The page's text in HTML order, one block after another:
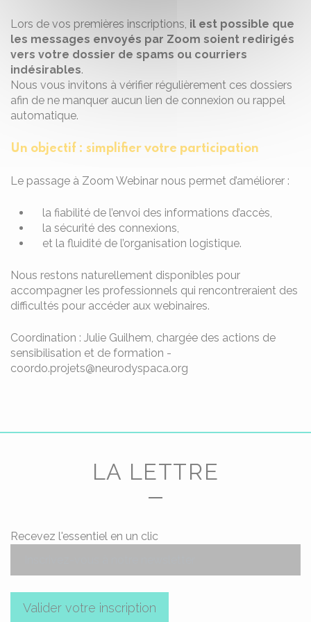
Lors de vos premières inscriptions, il est possible que
les messages envoyés par Zoom soient redirigés
vers votre dossier de spams ou courriers
indésirables.
Nous vous invitons à vérifier régulièrement ces dossiers
afin de ne manquer aucun lien de connexion ou rappel
automatique.
Un objectif : simplifier votre participation
Le passage à Zoom Webinar nous permet d’améliorer :
la fiabilité de l’envoi des informations d’accès,
la sécurité des connexions,
et la fluidité de l’organisation logistique.
Nous restons naturellement disponibles pour
accompagner les professionnels qui rencontreraient des
difficultés pour accéder aux webinaires.
Coordination : Julie Guilhem, chargée des actions de
sensibilisation et de formation -
coordo.projets@neurodyspaca.org
LA LETTRE
Recevez l'essentiel en un clic
Valider votre inscription